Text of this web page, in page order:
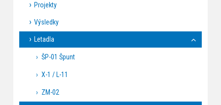
Projekty
Výsledky
Letadla
ŠP-01 Špunt
X-1 / L-11
ZM-02